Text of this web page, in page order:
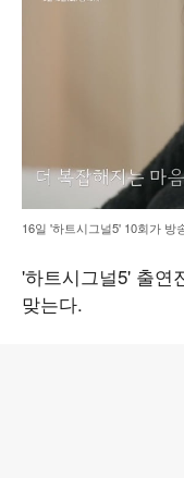
16일 '하트시그널5' 10회가 방
'하트시그널5' 출연
맞는다.